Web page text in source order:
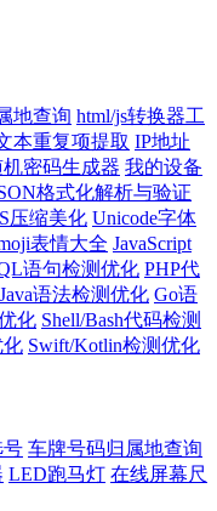
地查询 html/js转换器工
本重复项提取 IP地址
机密码生成器 我的设备
格式化解析与验证
压缩美化 Unicode字体
表情大全 JavaScript
语句检测优化 PHP代
Java语法检测优化 Go语
化 Shell/Bash代码检测
化 Swift/Kotlin检测优化
号 车牌号码归属地查询
LED跑马灯 在线屏幕尺